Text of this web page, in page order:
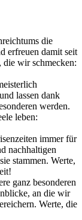
die
erfreuen damit seit
die wir schmecken:
lassen dank
werden.
leben:
immer für
nachhaltigen
stammen. Werte,
ganz besonderen
an die wir
Werte, die